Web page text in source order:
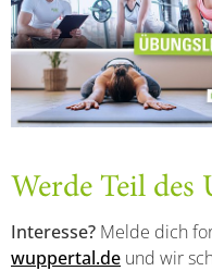
Werde Teil des
Interesse? Melde dich
wuppertal.de und wir